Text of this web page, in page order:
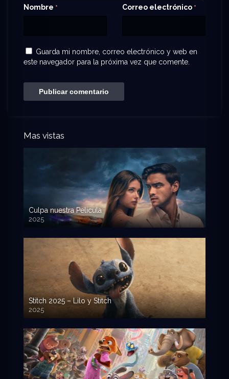
Nombre * Correo electrónico *
Guarda mi nombre, correo electrónico y web en
este navegador para la próxima vez que comente.
Mas vistas
Culpa nuestra Pelicula
2025
720p HD
Stitch 2025 – Lilo y Stitch
2025
720p HD